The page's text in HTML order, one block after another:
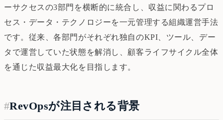
ーサクセスの3部門を横断的に統合し、収益に関わるプロ
セス・データ・テクノロジーを一元管理する組織運営手法
です。従来、各部門がそれぞれ独自のKPI、ツール、デー
タで運営していた状態を解消し、顧客ライフサイクル全体
を通じた収益最大化を目指します。
#RevOpsが注目される背景